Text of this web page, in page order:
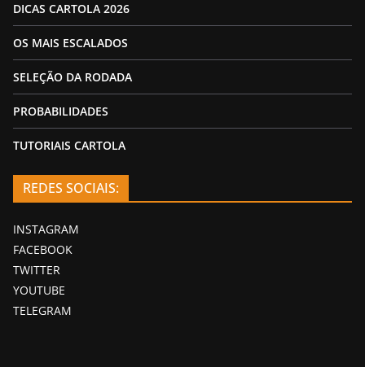
DICAS CARTOLA 2026
OS MAIS ESCALADOS
SELEÇÃO DA RODADA
PROBABILIDADES
TUTORIAIS CARTOLA
REDES SOCIAIS:
INSTAGRAM
FACEBOOK
TWITTER
YOUTUBE
TELEGRAM